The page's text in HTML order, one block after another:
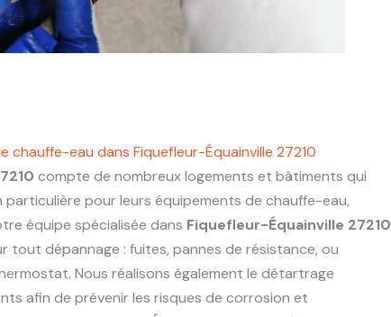
chauffe-eau dans Fiquefleur-Équainville 27210
compte de nombreux logements et bâtiments qui
pour leurs équipements de chauffe-eau,
équipe spécialisée dans Fiquefleur-Équainville 27210
tout dépannage : fuites, pannes de résistance, ou
Nous réalisons également le détartrage
afin de prévenir les risques de corrosion et